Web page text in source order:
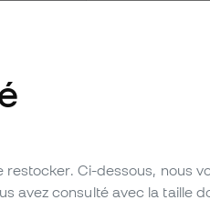
Plus
Ci-dessous, nous
avez consulté avec la taille